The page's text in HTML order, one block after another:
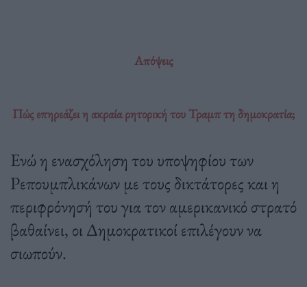
Απόψεις
Πώς επηρεάζει η ακραία ρητορική του Τραμπ τη δημοκρατία;
Ενώ η ενασχόληση του υποψηφίου των
Ρεπουμπλικάνων με τους δικτάτορες και η
περιφρόνησή του για τον αμερικανικό στρατό
βαθαίνει, οι Δημοκρατικοί επιλέγουν να
σιωπούν.